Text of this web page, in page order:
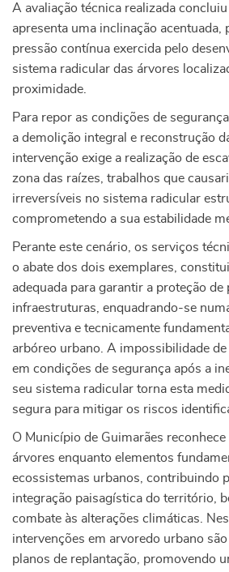
A avaliação técnica realizada
apresenta uma inclinação acentuada,
pressão contínua exercida pelo
sistema radicular das árvores
proximidade.
Para repor as condições de
a demolição integral e reconstrução
intervenção exige a realização de
zona das raízes, trabalhos que
irreversíveis no sistema radicular
comprometendo a sua estabilidade
Perante este cenário, os serviços
o abate dos dois exemplares,
adequada para garantir a proteção de
infraestruturas, enquadrando-se
preventiva e tecnicamente
arbóreo urbano. A impossibilidade
em condições de segurança após a
seu sistema radicular torna esta
segura para mitigar os riscos
O Município de Guimarães
árvores enquanto elementos
ecossistemas urbanos, contribuindo
integração paisagística do território,
combate às alterações climáticas.
intervenções em arvoredo urbano
planos de replantação, promovendo